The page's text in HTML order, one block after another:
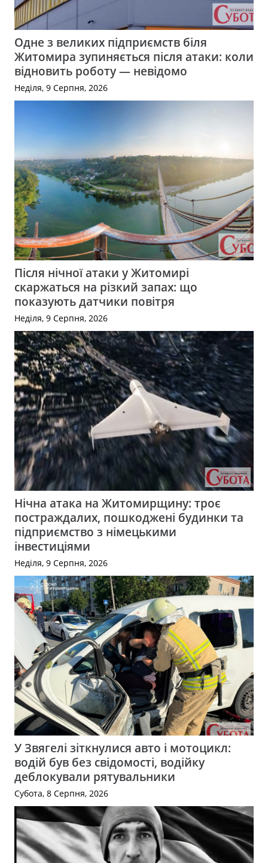
Одне з великих підприємств біля
Житомира зупиняється після атаки: коли
відновить роботу — невідомо
Неділя, 9 Серпня, 2026
Після нічної атаки у Житомирі
скаржаться на різкий запах: що
показують датчики повітря
Неділя, 9 Серпня, 2026
Нічна атака на Житомирщину: троє
постраждалих, пошкоджені будинки та
підприємство з німецькими
інвестиціями
Неділя, 9 Серпня, 2026
У Звягелі зіткнулися авто і мотоцикл:
водій був без свідомості, водійку
деблокували рятувальники
Субота, 8 Серпня, 2026